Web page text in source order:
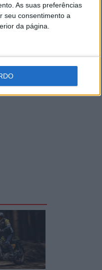
As suas preferências
seu consentimento a
da página.
dela para
118.000